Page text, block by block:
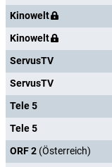
Kinowelt
Kinowelt
ServusTV
ServusTV
Tele 5
Tele 5
ORF 2 (Österreich)